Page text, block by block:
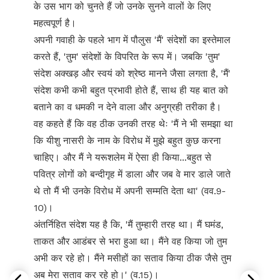
के उस भाग को चुनते हैं जो उनके सुनने वालों के लिए
महत्वपूर्ण है।
अपनी गवाही के पहले भाग में पौलुस 'मैं' संदेशों का इस्तेमाल
करते हैं, 'तुम' संदेशों के विपरित के रूप में। जबकि 'तुम'
संदेश अक्खड़ और स्वयं को श्रेष्ठ मानने जैसा लगता है, 'मैं'
संदेश कभी कभी बहुत प्रभावी होते हैं, साथ ही यह बात को
बताने का व धमकी न देने वाला और अनुग्रही तरीका है।
वह कहते हैं कि वह ठीक उनकी तरह थेः 'मैं ने भी समझा था
कि यीशु नासरी के नाम के विरोध में मुझे बहुत कुछ करना
चाहिए। और मैं ने यरूशलेम में ऐसा ही किया...बहुत से
पवित्र लोगों को बन्दीगृह में डाला और जब वे मार डाले जाते
थे तो मैं भी उनके विरोध में अपनी सम्मति देता था' (वव.9-
10)।
अंतर्निहित संदेश यह है कि, 'मैं तुम्हारी तरह था। मैं घमंड,
ताकत और आडंबर से भरा हुआ था। मैंने वह किया जो तुम
अभी कर रहे हो। मैंने मसीहों का सताव किया ठीक जैसे तुम
अब मेरा सताव कर रहे हो।' (व.15)।